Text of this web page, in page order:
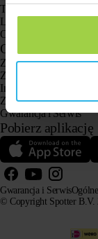
Tracker GPS dla
Lokalizator GPS w
Oto zegarek z gps dla
Obsługa klienta
Zaloguj się
Zapytaj naszą obsługę
Instrukcje
Zwroty
Gwarancja i Serwis
Pobierz aplikację
© Copyright Spotter B.V.
Gwarancja i Serwis
Nasze informacje o